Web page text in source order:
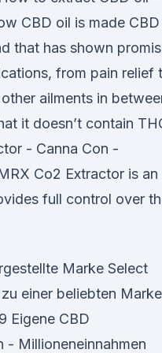
CBD oil is made CBD
that has shown
from pain relief
ailments in
it doesn’t contain
- Canna Con -
Co2 Extractor is an
full control over
Marke Select
einer beliebten Marke
Eigene CBD
- Millioneneinnahmen